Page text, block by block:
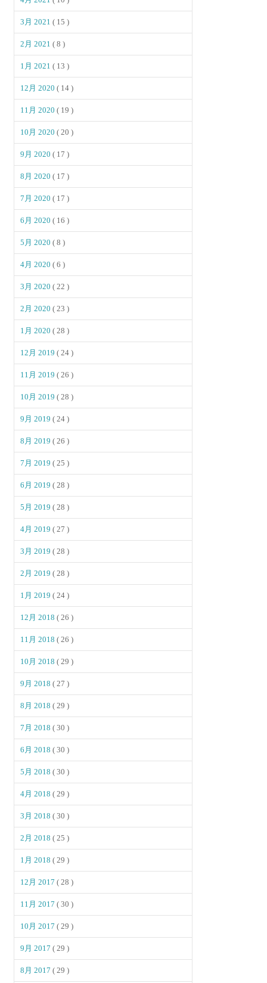
3月 2021( 15 )
2月 2021( 8 )
1月 2021( 13 )
12月 2020( 14 )
11月 2020( 19 )
10月 2020( 20 )
9月 2020( 17 )
8月 2020( 17 )
7月 2020( 17 )
6月 2020( 16 )
5月 2020( 8 )
4月 2020( 6 )
3月 2020( 22 )
2月 2020( 23 )
1月 2020( 28 )
12月 2019( 24 )
11月 2019( 26 )
10月 2019( 28 )
9月 2019( 24 )
8月 2019( 26 )
7月 2019( 25 )
6月 2019( 28 )
5月 2019( 28 )
4月 2019( 27 )
3月 2019( 28 )
2月 2019( 28 )
1月 2019( 24 )
12月 2018( 26 )
11月 2018( 26 )
10月 2018( 29 )
9月 2018( 27 )
8月 2018( 29 )
7月 2018( 30 )
6月 2018( 30 )
5月 2018( 30 )
4月 2018( 29 )
3月 2018( 30 )
2月 2018( 25 )
1月 2018( 29 )
12月 2017( 28 )
11月 2017( 30 )
10月 2017( 29 )
9月 2017( 29 )
8月 2017( 29 )